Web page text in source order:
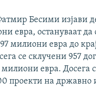
Бесими изјави
евра, остануваат да
милиони евра до
се склучени 957
милиони евра. Досега
проекти на државно